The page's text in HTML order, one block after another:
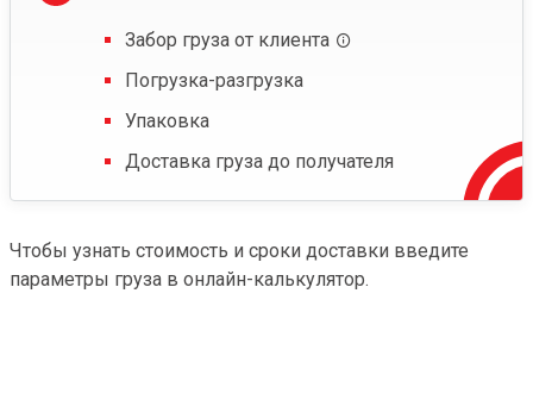
Забор груза от клиента
Погрузка-разгрузка
Упаковка
Доставка груза до получателя
Чтобы узнать стоимость и сроки доставки введите
параметры груза в онлайн-калькулятор.